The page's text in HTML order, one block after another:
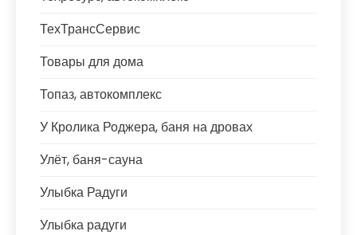
ТехТрансСервис
Товары для дома
Топаз, автокомплекс
У Кролика Роджера, баня на дровах
Улёт, баня-сауна
Улыбка Радуги
Улыбка радуги